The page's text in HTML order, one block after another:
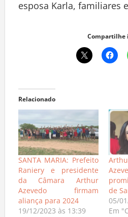
esposa Karla, familiares
Compartilhe
Relacionado
SANTA MARIA: Prefeito
Raniery e presidente
da Câmara Arthur
Azevedo firmam
aliança para 2024
19/12/2023 às 13:39
de
05/
Em